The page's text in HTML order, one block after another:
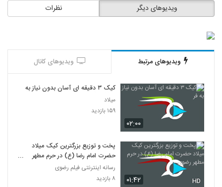
نظرات ویدیوهای دیگر
ویدیوهای مرتبط ویدیوهای کانال
۰۲:۰۰
کیک ۳ دقیقه ای آسان بدون نیاز به فر
میلاد
۱۵۹ بازدید
۰۱:۴۲ HD
پخت و توزیع بزرگترین کیک میلاد
حضرت امام رضا (ع) در حرم مطهر
رضوی
رسانه اینترنتی فیلم رضوی
۸ بازدید